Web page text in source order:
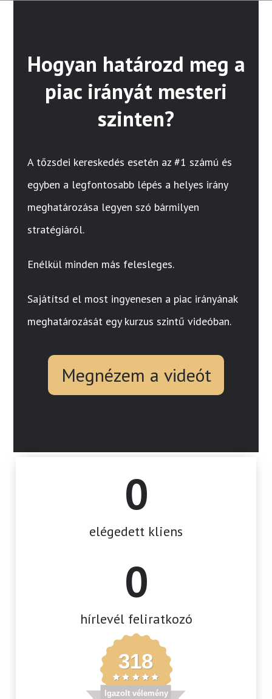
Hogyan határozd meg a
piac irányát mesteri
szinten?
A tőzsdei kereskedés esetén az #1 számú és
egyben a legfontosabb lépés a helyes irány
meghatározása legyen szó bármilyen
stratégiáról.
Enélkül minden más felesleges.
Sajátítsd el most ingyenesen a piac irányának
meghatározását egy kurzus szintű videóban.
Megnézem a videót
elégedett kliens
0
hírlevél feliratkozó
0
318
Igazolt vélemény